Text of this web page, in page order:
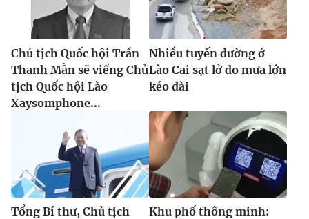
Chủ tịch Quốc hội Trần
Thanh Mẫn sẽ viếng Chủ
tịch Quốc hội Lào
Xaysomphone...
Nhiều tuyến đường ở
Lào Cai sạt lở do mưa lớn
kéo dài
Tổng Bí thư, Chủ tịch
Khu phố thông minh: